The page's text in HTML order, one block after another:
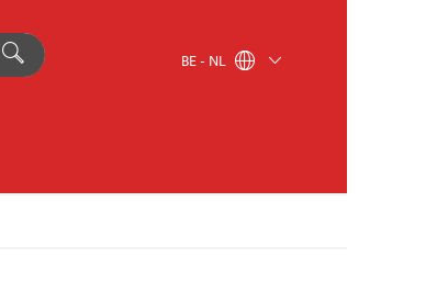
BE - NL